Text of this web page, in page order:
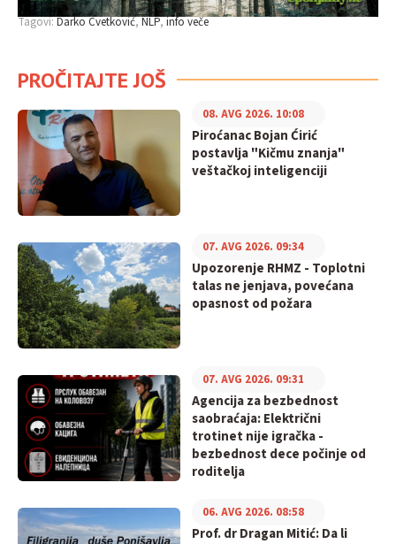
Tagovi:Darko Cvetković NLP info veče
PROČITAJTE JOŠ
Piroćanac Bojan Ćirić
postavlja "Kičmu znanja"
veštačkoj inteligenciji
08. AVG 2026. 10:08
Upozorenje RHMZ - Toplotni
talas ne jenjava, povećana
opasnost od požara
07. AVG 2026. 09:34
Agencija za bezbednost
saobraćaja: Električni
trotinet nije igračka -
bezbednost dece počinje od
roditelja
07. AVG 2026. 09:31
Prof. dr Dragan Mitić: Da li
06. AVG 2026. 08:58